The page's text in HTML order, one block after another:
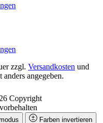
zzgl. Versandkosten und
angegeben.
Copyright
Farben invertieren